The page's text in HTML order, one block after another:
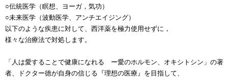
○伝統医学（瞑想、ヨーガ，気功）
○未来医学（波動医学、アンチエイジング）
以下のような疾患に対して、西洋薬を極力使用せずに，
様々な治療法で対処します。
「人は愛することで健康になれる ー愛のホルモン、オキシトシン」の著
者、ドクター徳が自身の信じる『理想の医療』を目指して、